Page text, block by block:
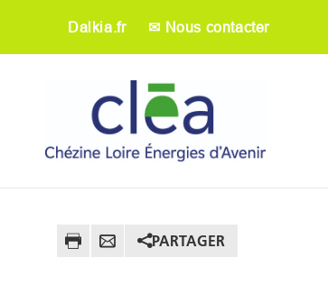
Dalkia.fr ✉ Nous contacter
PARTAGER